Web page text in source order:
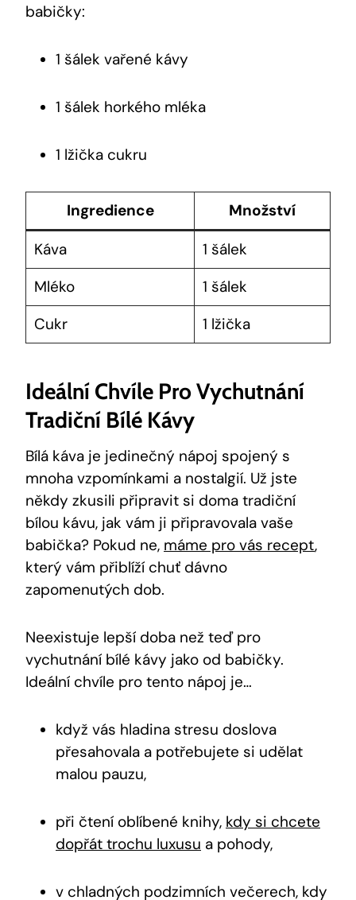
babičky:
1 šálek vařené kávy
1 šálek horkého mléka
1 lžička cukru
Ingredience
Množství
Káva
1 šálek
Mléko
1 šálek
Cukr
1 lžička
Ideální Chvíle Pro Vychutnání
Tradiční Bílé Kávy
Bílá káva je jedinečný nápoj spojený s
mnoha vzpomínkami a nostalgií. Už jste
někdy zkusili připravit si doma tradiční
bílou kávu, jak vám ji připravovala vaše
babička? Pokud ne, máme pro vás recept,
který vám přiblíží chuť dávno
zapomenutých dob.
Neexistuje lepší doba než teď pro
vychutnání bílé kávy jako od babičky.
Ideální chvíle pro tento nápoj je…
když vás hladina stresu doslova
přesahovala a potřebujete si udělat
malou pauzu,
při čtení oblíbené knihy, kdy si chcete
dopřát trochu luxusu a pohody,
v chladných podzimních večerech, kdy